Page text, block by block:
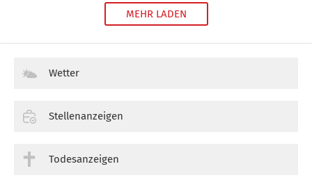
MEHR LADEN
Wetter
Stellenanzeigen
Todesanzeigen